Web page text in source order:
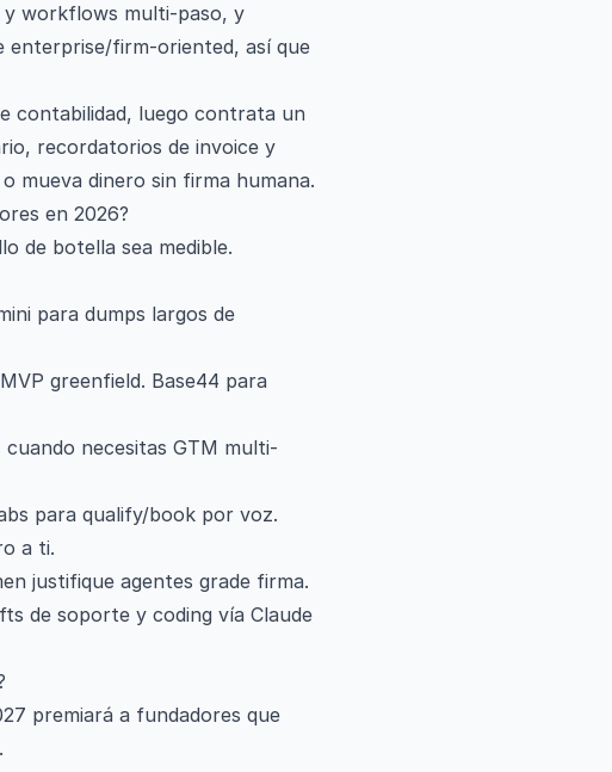
y workflows multi-paso, y
enterprise/firm-oriented, así que
contabilidad, luego contrata un
recordatorios de invoice y
mueva dinero sin firma humana.
en 2026?
de botella sea medible.
para dumps largos de
greenfield. Base44 para
necesitas GTM multi-
para qualify/book por voz.
a ti.
justifique agentes grade firma.
de soporte y coding vía Claude
premiará a fundadores que